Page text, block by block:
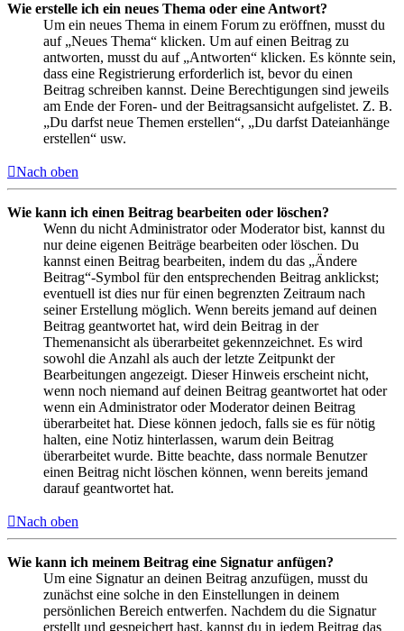
Wie erstelle ich ein neues Thema oder eine Antwort?
Um ein neues Thema in einem Forum zu eröffnen, musst du
auf „Neues Thema“ klicken. Um auf einen Beitrag zu
antworten, musst du auf „Antworten“ klicken. Es könnte sein,
dass eine Registrierung erforderlich ist, bevor du einen
Beitrag schreiben kannst. Deine Berechtigungen sind jeweils
am Ende der Foren- und der Beitragsansicht aufgelistet. Z. B.
„Du darfst neue Themen erstellen“, „Du darfst Dateianhänge
erstellen“ usw.
Nach oben
Wie kann ich einen Beitrag bearbeiten oder löschen?
Wenn du nicht Administrator oder Moderator bist, kannst du
nur deine eigenen Beiträge bearbeiten oder löschen. Du
kannst einen Beitrag bearbeiten, indem du das „Ändere
Beitrag“-Symbol für den entsprechenden Beitrag anklickst;
eventuell ist dies nur für einen begrenzten Zeitraum nach
seiner Erstellung möglich. Wenn bereits jemand auf deinen
Beitrag geantwortet hat, wird dein Beitrag in der
Themenansicht als überarbeitet gekennzeichnet. Es wird
sowohl die Anzahl als auch der letzte Zeitpunkt der
Bearbeitungen angezeigt. Dieser Hinweis erscheint nicht,
wenn noch niemand auf deinen Beitrag geantwortet hat oder
wenn ein Administrator oder Moderator deinen Beitrag
überarbeitet hat. Diese können jedoch, falls sie es für nötig
halten, eine Notiz hinterlassen, warum dein Beitrag
überarbeitet wurde. Bitte beachte, dass normale Benutzer
einen Beitrag nicht löschen können, wenn bereits jemand
darauf geantwortet hat.
Nach oben
Wie kann ich meinem Beitrag eine Signatur anfügen?
Um eine Signatur an deinen Beitrag anzufügen, musst du
zunächst eine solche in den Einstellungen in deinem
persönlichen Bereich entwerfen. Nachdem du die Signatur
erstellt und gespeichert hast, kannst du in jedem Beitrag das